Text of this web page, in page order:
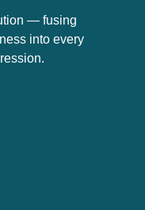
— fusing
into every